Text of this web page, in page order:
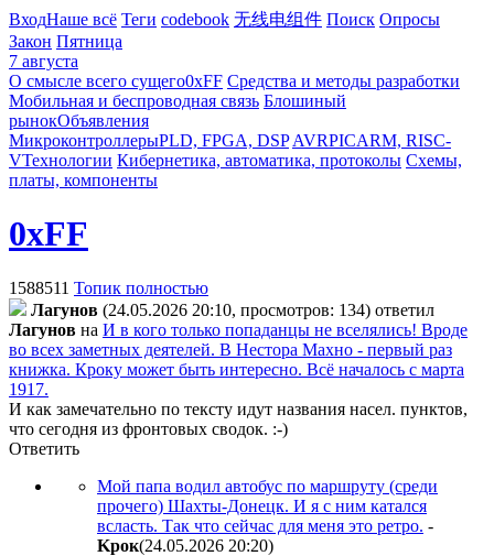
ВходНаше всё Теги codebook 无线电组件 Поиск Опросы
Закон Пятница
7 августа
О смысле всего сущего0xFF Средства и методы разработки
Мобильная и беспроводная связь Блошиный
рынокОбъявления
МикроконтроллерыPLD, FPGA, DSP AVRPICARM, RISC-
VТехнологии Кибернетика, автоматика, протоколы Схемы,
платы, компоненты
0xFF
1588511 Топик полностью
Лaгyнoв (24.05.2026 20:10, просмотров: 134) ответил
Лaгyнoв на И в кого только попаданцы не вселялись! Вроде
во всех заметных деятелей. В Нестора Махно - первый раз
книжка. Кроку может быть интересно. Всё началось с марта
1917.
И как замечательно по тексту идут названия насел. пунктов,
что сегодня из фронтовых сводок. :-)
Ответить
Мой папа водил автобус по маршруту (среди
прочего) Шахты-Донецк. И я с ним катался
всласть. Так что сейчас для меня это ретро. -
Kpoк(24.05.2026 20:20)